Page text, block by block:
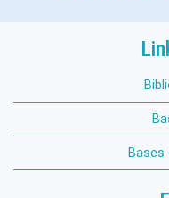
Bases